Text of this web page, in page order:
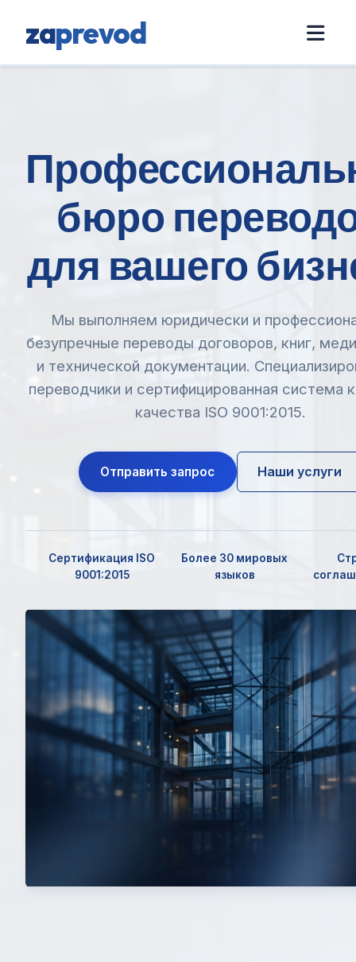
zaprevod
бюро
для вашего
Мы выполняем юридически и
безупречные переводы договоров, книг,
и технической документации.
переводчики и сертифицированная система
качества ISO 9001:2015.
Отправить запрос Наши услуги
Сертификация ISO
9001:2015
Более 30 мировых
языков